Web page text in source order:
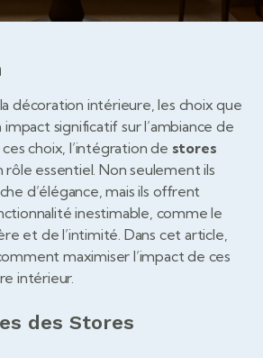
décoration intérieure, les choix que
significatif sur l’ambiance de
choix, l’intégration de stores
rôle essentiel. Non seulement ils
d’élégance, mais ils offrent
inestimable, comme le
et de l’intimité. Dans cet article,
maximiser l’impact de ces
intérieur.
des Stores